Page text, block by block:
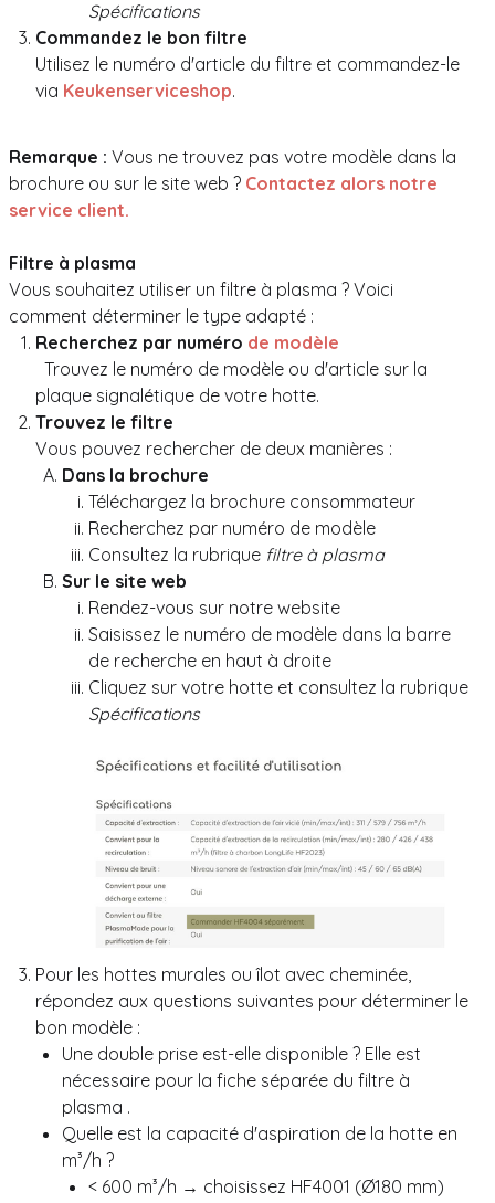
Spécifications
Commandez le bon filtre
Utilisez le numéro d'article du filtre et commandez-le
via Keukenserviceshop.
Remarque : Vous ne trouvez pas votre modèle dans la
brochure ou sur le site web ? Contactez alors notre
service client.
Filtre à plasma
Vous souhaitez utiliser un filtre à plasma ? Voici
comment déterminer le type adapté :
Recherchez par numéro de modèle
Trouvez le numéro de modèle ou d'article sur la
plaque signalétique de votre hotte.
Trouvez le filtre
Vous pouvez rechercher de deux manières :
Dans la brochure
Téléchargez la brochure consommateur
Recherchez par numéro de modèle
Consultez la rubrique filtre à plasma
Sur le site web
Rendez-vous sur notre website
Saisissez le numéro de modèle dans la barre
de recherche en haut à droite
Cliquez sur votre hotte et consultez la rubrique
Spécifications
Pour les hottes murales ou îlot avec cheminée,
répondez aux questions suivantes pour déterminer le
bon modèle :
Une double prise est-elle disponible ? Elle est
nécessaire pour la fiche séparée du filtre à
plasma .
Quelle est la capacité d'aspiration de la hotte en
m³/h ?
< 600 m³/h → choisissez HF4001 (Ø180 mm)